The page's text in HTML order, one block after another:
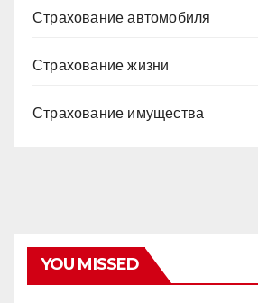
Страхование автомобиля
Страхование жизни
Страхование имущества
YOU MISSED